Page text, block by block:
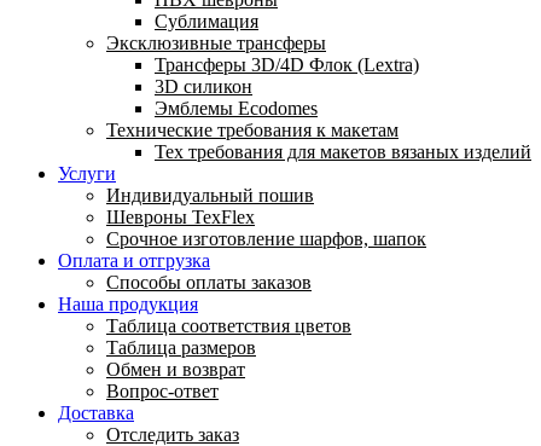
Сублимация
Эксклюзивные трансферы
Трансферы 3D/4D Флок (Lextra)
3D силикон
Эмблемы Ecodomes
Технические требования к макетам
Тех требования для макетов вязаных изделий
Услуги
Индивидуальный пошив
Шевроны TexFlex
Срочное изготовление шарфов, шапок
Оплата и отгрузка
Способы оплаты заказов
Наша продукция
Таблица соответствия цветов
Таблица размеров
Обмен и возврат
Вопрос-ответ
Доставка
Отследить заказ